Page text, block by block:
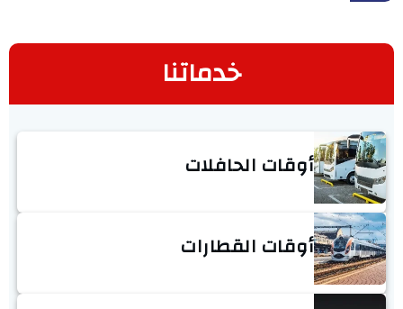
خدماتنا
أوقات الحافلات
أوقات القطارات